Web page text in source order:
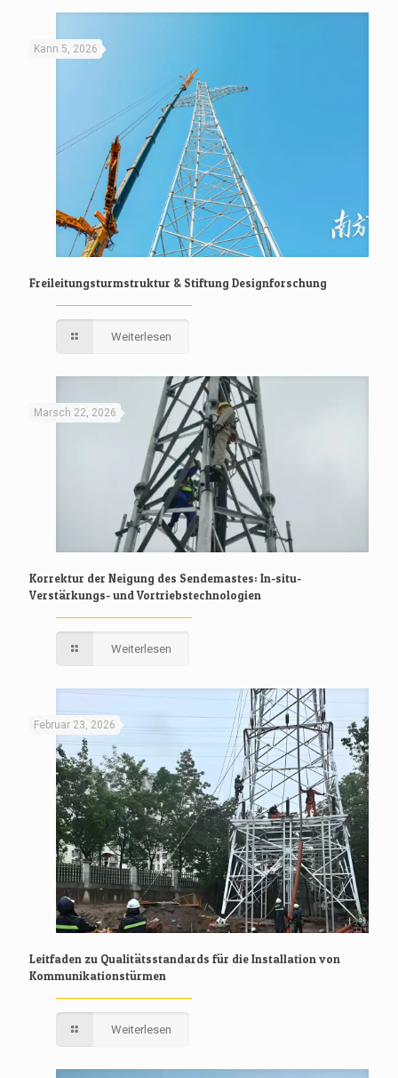
Kann 5, 2026
Freileitungsturmstruktur & Stiftung Designforschung
Weiterlesen
Marsch 22, 2026
Korrektur der Neigung des Sendemastes: In-situ-
Verstärkungs- und Vortriebstechnologien
Weiterlesen
Februar 23, 2026
Leitfaden zu Qualitätsstandards für die Installation von
Kommunikationstürmen
Weiterlesen